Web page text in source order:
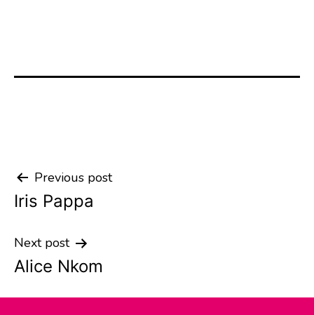
Post
navigation
Previous post
Iris Pappa
Next post
Alice Nkom